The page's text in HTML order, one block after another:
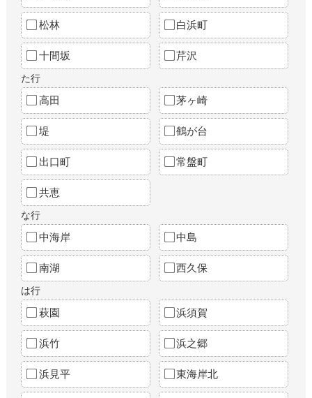
松林 白浜町
十間坂 芹沢
た行
高田 茅ヶ崎
堤 鶴が台
出口町 常盤町
共恵
な行
中海岸 中島
南湖 西久保
は行
萩園 浜須賀
浜竹 浜之郷
浜見平 東海岸北